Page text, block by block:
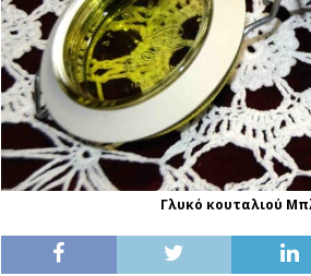
Γλυκό κουταλιού